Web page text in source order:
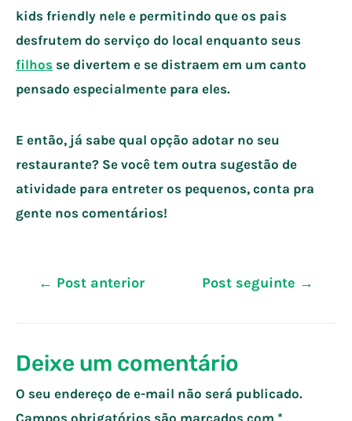
kids friendly nele e permitindo que os pais
desfrutem do serviço do local enquanto seus
filhos se divertem e se distraem em um canto
pensado especialmente para eles.
E então, já sabe qual opção adotar no seu
restaurante? Se você tem outra sugestão de
atividade para entreter os pequenos, conta pra
gente nos comentários!
Navegação
← Post anterior Post seguinte →
Deixe um comentário
O seu endereço de e-mail não será publicado.
Campos obrigatórios são marcados com *